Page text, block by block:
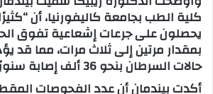
ي
كلية الطب بجامعة كاليفورنيا، أن
يحصلون على جرعات إشعاعية تفوق
بمقدار مرتين إلى ثلاث مرات، مما قد
حالات السرطان بنحو 36 ألف إصابة سنويًا“.
أكدت بيندمان أن عدد الفحوصات